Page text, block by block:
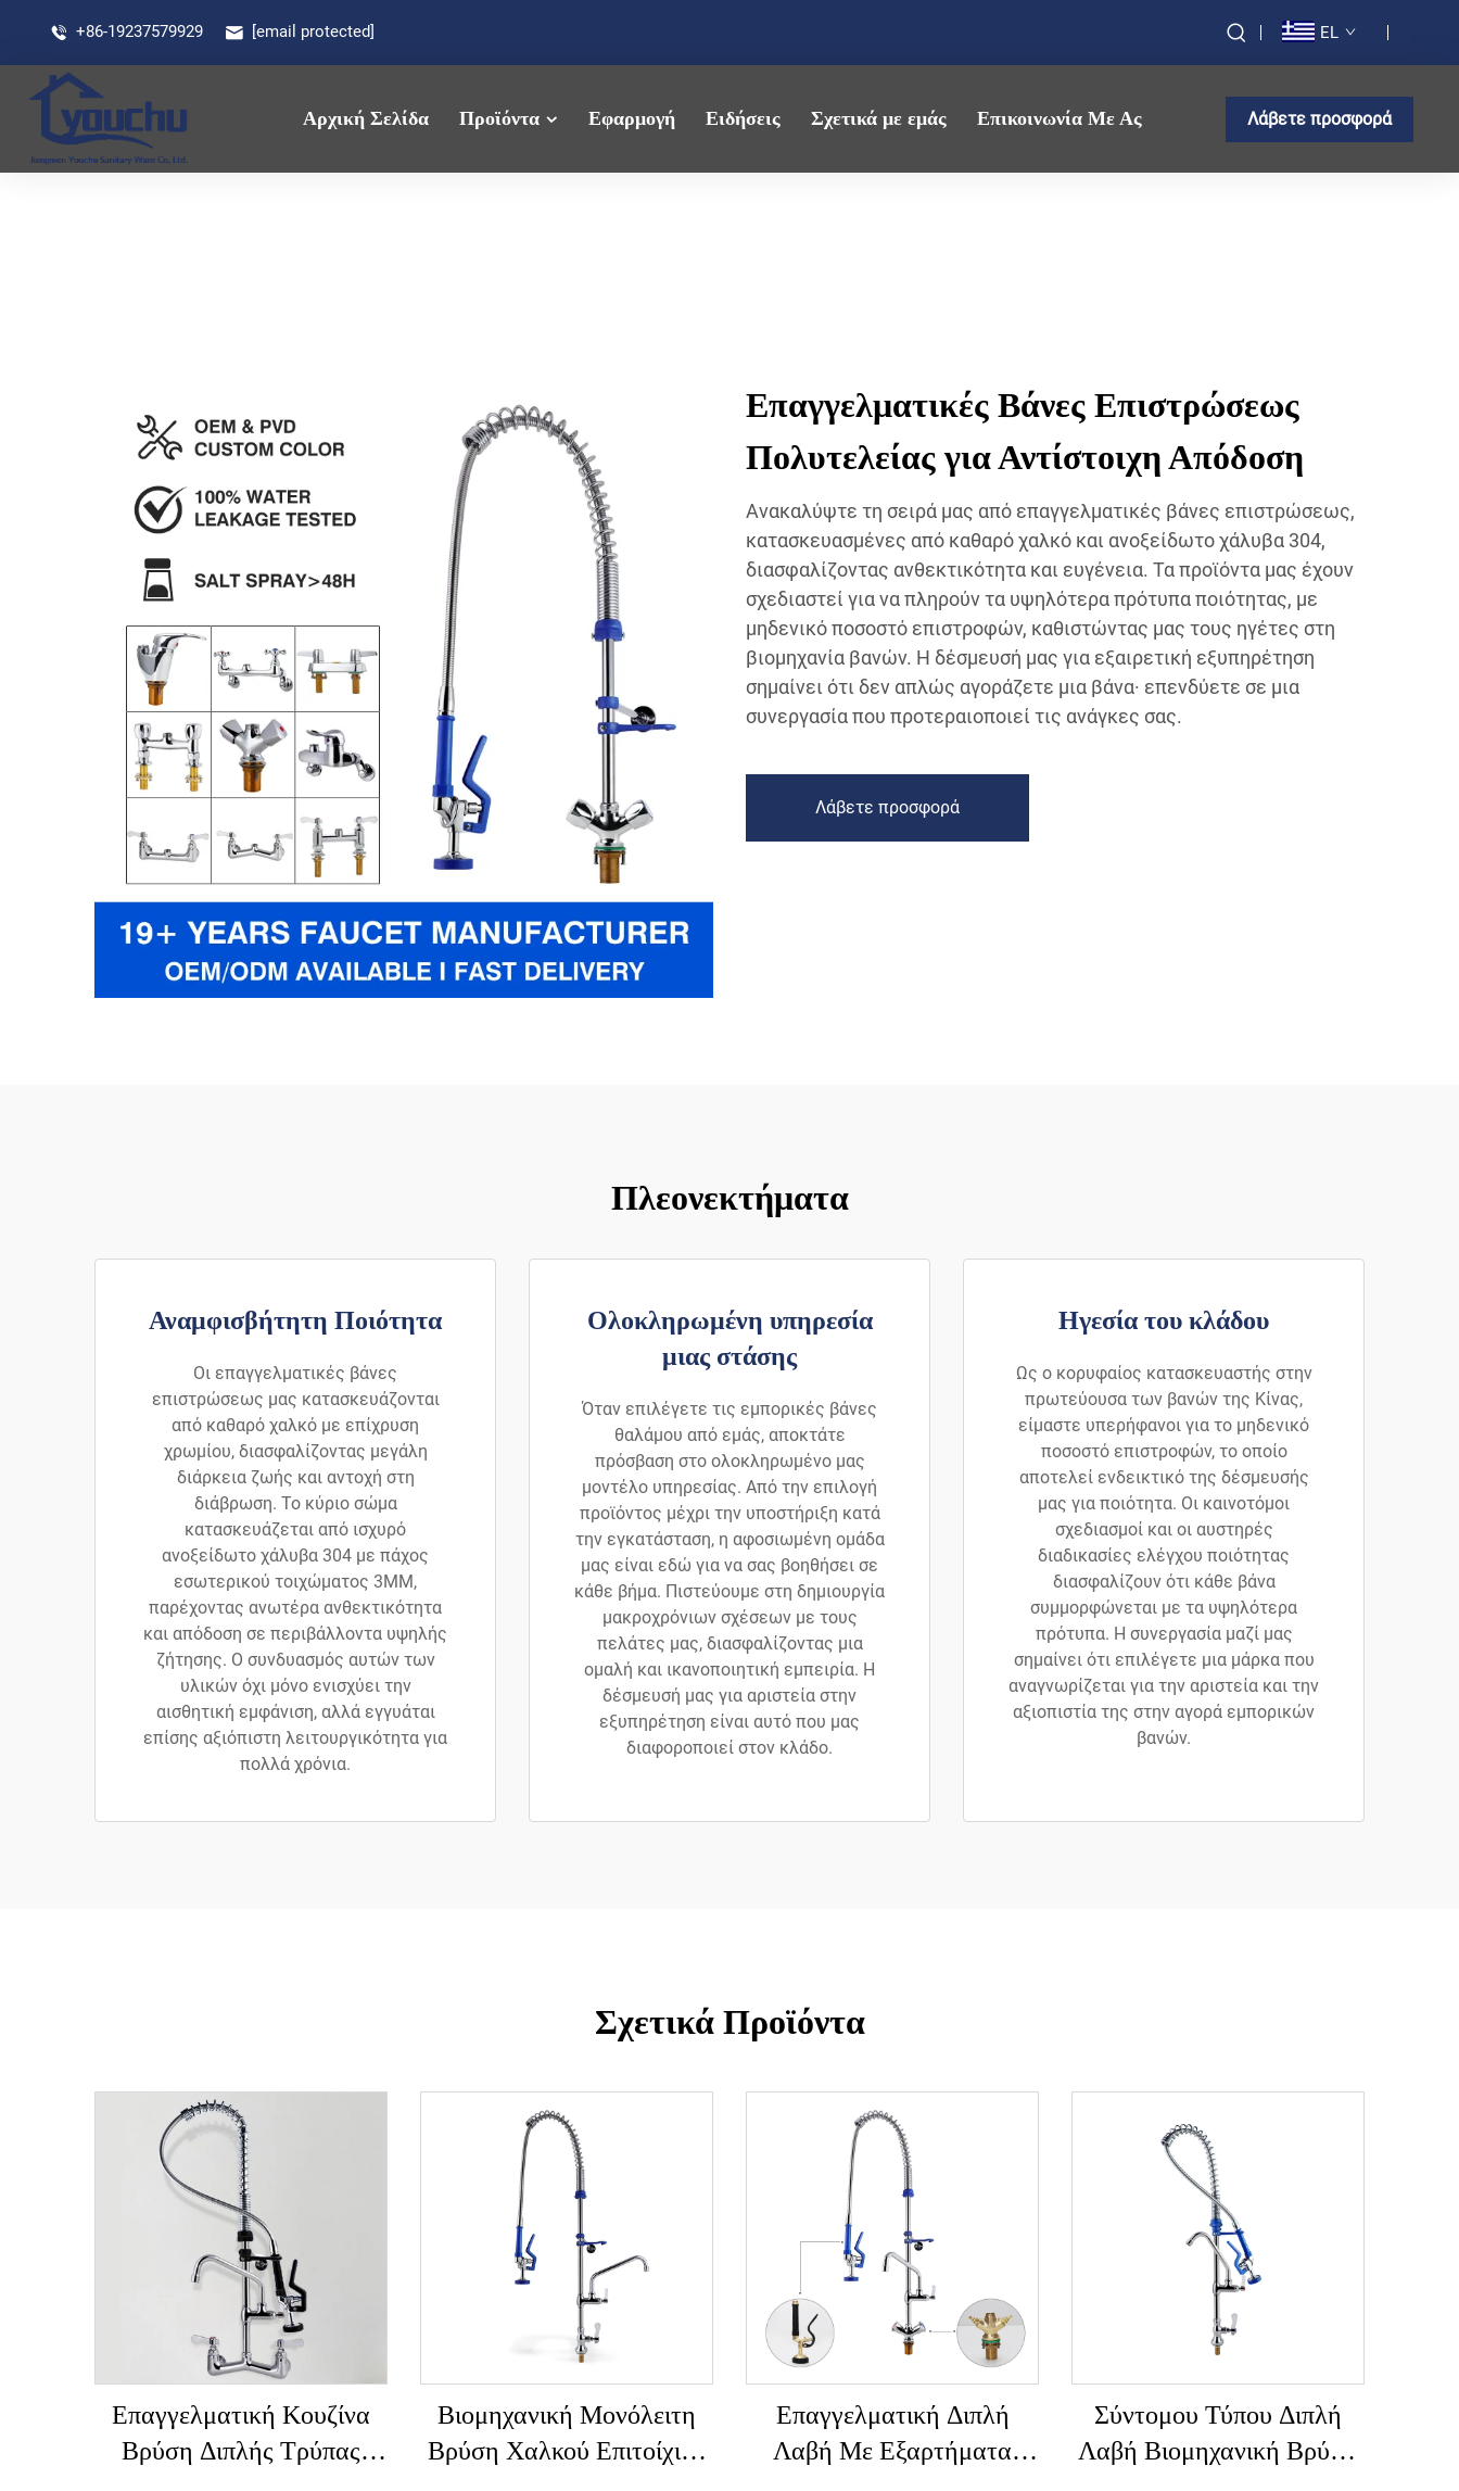
+86-19237579929 [email protected] EL
Αρχική Σελίδα Προϊόντα Εφαρμογή Ειδήσεις Σχετικά με εμάς Επικοινωνία Με Ας Λάβετε προσφορά
Επαγγελματικές Βάνες Επιστρώσεως
Πολυτελείας για Αντίστοιχη Απόδοση
Ανακαλύψτε τη σειρά μας από επαγγελματικές βάνες επιστρώσεως,
κατασκευασμένες από καθαρό χαλκό και ανοξείδωτο χάλυβα 304,
διασφαλίζοντας ανθεκτικότητα και ευγένεια. Τα προϊόντα μας έχουν
σχεδιαστεί για να πληρούν τα υψηλότερα πρότυπα ποιότητας, με
μηδενικό ποσοστό επιστροφών, καθιστώντας μας τους ηγέτες στη
βιομηχανία βανών. Η δέσμευσή μας για εξαιρετική εξυπηρέτηση
σημαίνει ότι δεν απλώς αγοράζετε μια βάνα· επενδύετε σε μια
συνεργασία που προτεραιοποιεί τις ανάγκες σας.
Λάβετε προσφορά
Πλεονεκτήματα
Αναμφισβήτητη Ποιότητα
Οι επαγγελματικές βάνες
επιστρώσεως μας κατασκευάζονται
από καθαρό χαλκό με επίχρυση
χρωμίου, διασφαλίζοντας μεγάλη
διάρκεια ζωής και αντοχή στη
διάβρωση. Το κύριο σώμα
κατασκευάζεται από ισχυρό
ανοξείδωτο χάλυβα 304 με πάχος
εσωτερικού τοιχώματος 3MM,
παρέχοντας ανωτέρα ανθεκτικότητα
και απόδοση σε περιβάλλοντα υψηλής
ζήτησης. Ο συνδυασμός αυτών των
υλικών όχι μόνο ενισχύει την
αισθητική εμφάνιση, αλλά εγγυάται
επίσης αξιόπιστη λειτουργικότητα για
πολλά χρόνια.
Ολοκληρωμένη υπηρεσία
μιας στάσης
Όταν επιλέγετε τις εμπορικές βάνες
θαλάμου από εμάς, αποκτάτε
πρόσβαση στο ολοκληρωμένο μας
μοντέλο υπηρεσίας. Από την επιλογή
προϊόντος μέχρι την υποστήριξη κατά
την εγκατάσταση, η αφοσιωμένη ομάδα
μας είναι εδώ για να σας βοηθήσει σε
κάθε βήμα. Πιστεύουμε στη δημιουργία
μακροχρόνιων σχέσεων με τους
πελάτες μας, διασφαλίζοντας μια
ομαλή και ικανοποιητική εμπειρία. Η
δέσμευσή μας για αριστεία στην
εξυπηρέτηση είναι αυτό που μας
διαφοροποιεί στον κλάδο.
Ηγεσία του κλάδου
Ως ο κορυφαίος κατασκευαστής στην
πρωτεύουσα των βανών της Κίνας,
είμαστε υπερήφανοι για το μηδενικό
ποσοστό επιστροφών, το οποίο
αποτελεί ενδεικτικό της δέσμευσής
μας για ποιότητα. Οι καινοτόμοι
σχεδιασμοί και οι αυστηρές
διαδικασίες ελέγχου ποιότητας
διασφαλίζουν ότι κάθε βάνα
συμμορφώνεται με τα υψηλότερα
πρότυπα. Η συνεργασία μαζί μας
σημαίνει ότι επιλέγετε μια μάρκα που
αναγνωρίζεται για την αριστεία και την
αξιοπιστία της στην αγορά εμπορικών
βανών.
Σχετικά Προϊόντα
Επαγγελματική Κουζίνα
Βρύση Διπλής Τρύπας
Βιομηχανική Μονόλειτη
Βρύση Χαλκού Επιτοίχιας
Επαγγελματική Διπλή
Λαβή Με Εξαρτήματα
Σύντομου Τύπου Διπλή
Λαβή Βιομηχανική Βρύση